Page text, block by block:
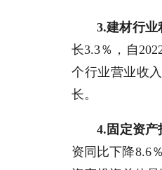
3.建材行业
长3.3％，自
个行业营业收
长。
4.固定资产
资同比下降8.6